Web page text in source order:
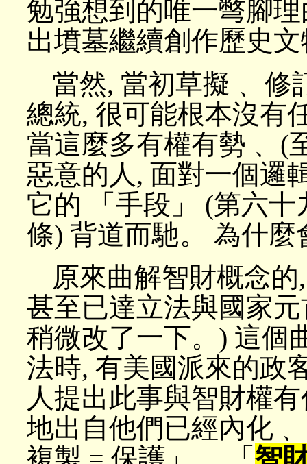
勉強想到的唯一彆腳
出墳墓繼續創作歷史
當然, 當初草擬﹑ 修
總統, 很可能根本沒有
當這麼多有權有勢﹑ (
惡意的人, 面對一個邏
它的 「手段」 (第六
條) 背道而馳。 為什麼
原來曲解智財概念
甚至已達立法與國家
稍微改了一下。) 這個
法時, 有美國派來的政
人提出此事與智財權
地出自他們已經內化